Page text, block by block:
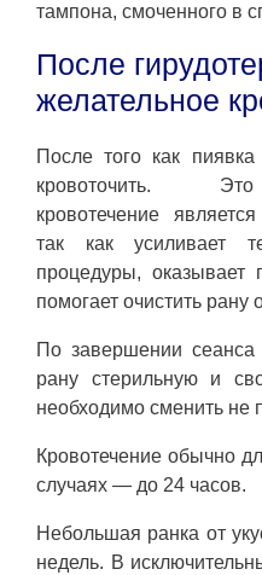
тампона, смоченного в
После
желательное
После того как пиявка
кровоточить. Это
кровотечение
так как усиливает
процедуры, оказывает
помогает очистить рану
По завершении сеанса
рану стерильную и
необходимо сменить не
Кровотечение обычно
случаях — до 24 часов.
Небольшая ранка от
недель. В